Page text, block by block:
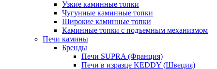
Узкие каминные топки
Чугунные каминные топки
Широкие каминные топки
Каминные топки с подъемным механизмом
Печи камины
Бренды
Печи SUPRA (Франция)
Печи в изразце KEDDY (Швеция)